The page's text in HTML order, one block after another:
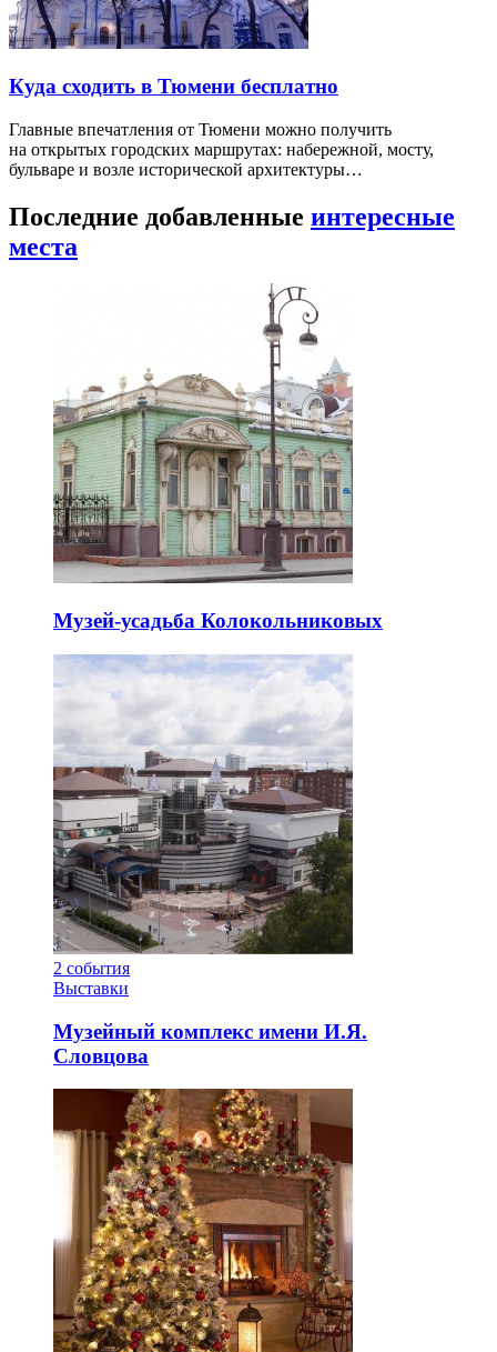
Куда сходить в Тюмени бесплатно
Главные впечатления от Тюмени можно получить
на открытых городских маршрутах: набережной, мосту,
бульваре и возле исторической архитектуры…
Последние добавленные интересные
места
Музей-усадьба Колокольниковых
2 события
Выставки
Музейный комплекс имени И.Я.
Словцова